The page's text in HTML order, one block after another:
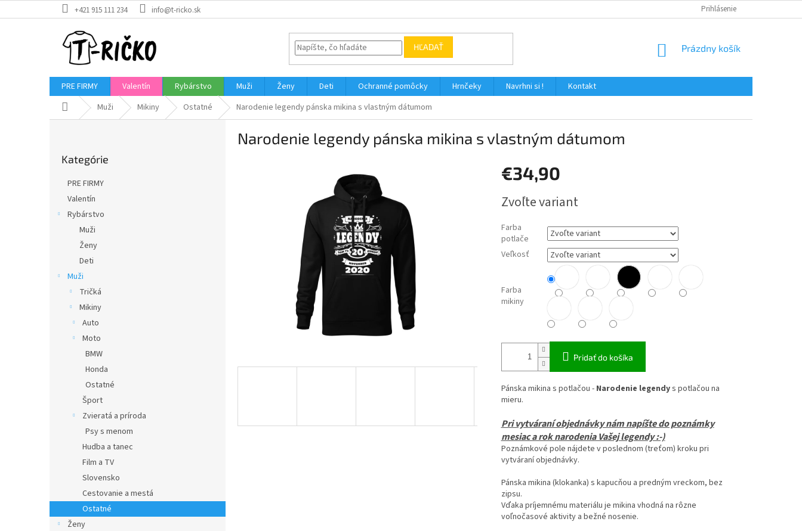
na
+421 915 111 234 info@t-ricko.sk Prihlásenie
HĽADAŤ
NÁKUPNÝ
Prázdny košík
PRE FIRMY Valentín Rybárstvo Muži Ženy Deti Ochranné pomôcky Hrnčeky Navrhni si !
Kontakt
DomovMuži Mikiny Ostatné Narodenie legendy pánska mikina s vlastným dátumom
kategórie
Kategórie
PRE FIRMY
Valentín
Rybárstvo
Muži
Ženy
Deti
Muži
Tričká
Mikiny
Auto
Moto
BMW
Honda
Ostatné
Šport
Zvieratá a príroda
Psy s menom
Hudba a tanec
Film a TV
Slovensko
Cestovanie a mestá
Ostatné
Ženy
Narodenie legendy pánska mikina s vlastným dátumom
€34,90
cena:
Zvoľte variant
Farba
potlače
Veľkosť
Farba
mikiny
Pridať do košíka
Pánska mikina s potlačou -Narodenie legendys potlačou na
mieru.
Pri vytváraní objednávky nám napíšte do poznámky
mesiac a rok narodenia Vašej legendy :-)
Poznámkové pole nájdete v poslednom (treťom) kroku pri
vytváraní objednávky.
Pánska mikina (klokanka) s kapucňou a predným vreckom, bez
zipsu.
Vďaka príjemnému materiálu je mikina vhodná na rôzne
voľnočasové aktivity a bežné nosenie.